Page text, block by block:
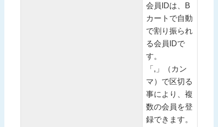
会員IDは、B
カートで自動
で割り振られ
る会員IDで
す。
「,」（カン
マ）で区切る
事により、複
数の会員を登
録できます。